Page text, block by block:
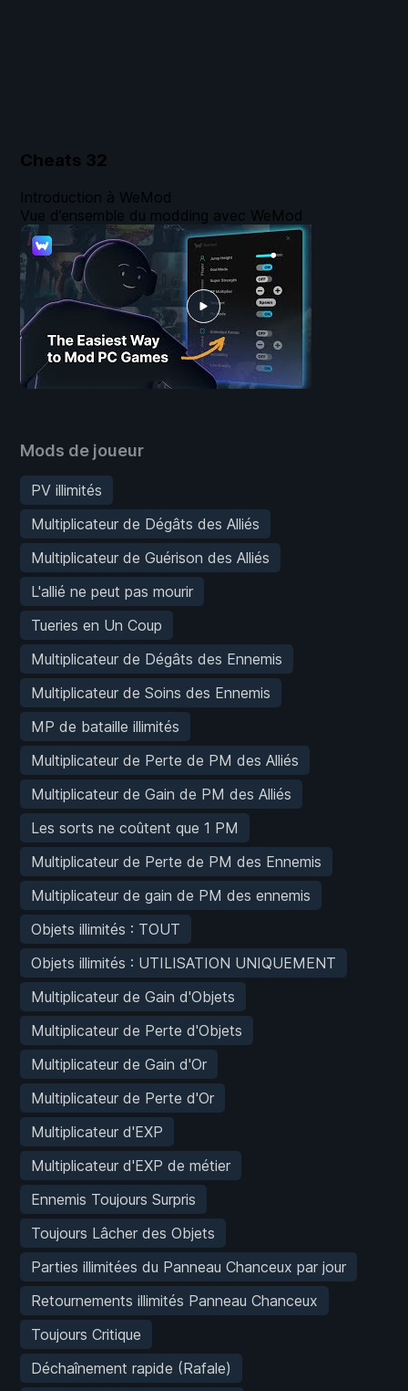
Cheats 32
Mods de joueur
PV illimités
Multiplicateur de Dégâts des Alliés
Multiplicateur de Guérison des Alliés
L'allié ne peut pas mourir
Tueries en Un Coup
Multiplicateur de Dégâts des Ennemis
Multiplicateur de Soins des Ennemis
MP de bataille illimités
Multiplicateur de Perte de PM des Alliés
Multiplicateur de Gain de PM des Alliés
Les sorts ne coûtent que 1 PM
Multiplicateur de Perte de PM des Ennemis
Multiplicateur de gain de PM des ennemis
Objets illimités : TOUT
Objets illimités : UTILISATION UNIQUEMENT
Multiplicateur de Gain d'Objets
Multiplicateur de Perte d'Objets
Multiplicateur de Gain d'Or
Multiplicateur de Perte d'Or
Multiplicateur d'EXP
Multiplicateur d'EXP de métier
Ennemis Toujours Surpris
Toujours Lâcher des Objets
Parties illimitées du Panneau Chanceux par jour
Retournements illimités Panneau Chanceux
Toujours Critique
Déchaînement rapide (Rafale)
Introduction à WeMod
Vue d’ensemble du modding avec WeMod